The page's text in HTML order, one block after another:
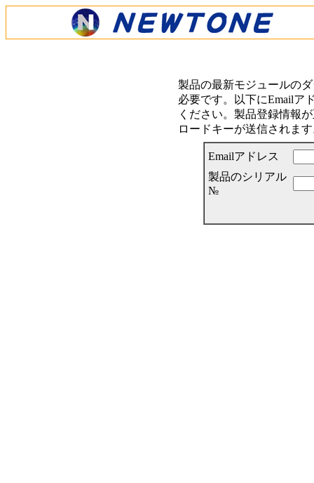
製品の最新モジュールの
必要です。以下にEmailア
ください。製品登録情報
ロードキーが送信されま
Emailアドレス
製品のシリアル
№